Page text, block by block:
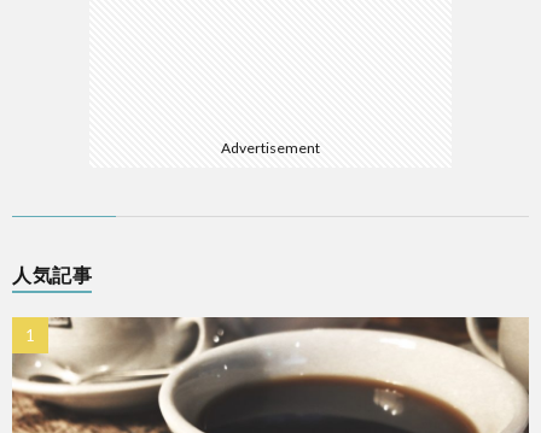
Advertisement
人気記事